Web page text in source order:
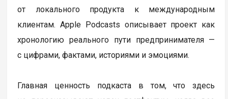
от локального продукта к международным
клиентам. Apple Podcasts описывает проект как
хронологию реального пути предпринимателя —
с цифрами, фактами, историями и эмоциями.
Главная ценность подкаста в том, что здесь